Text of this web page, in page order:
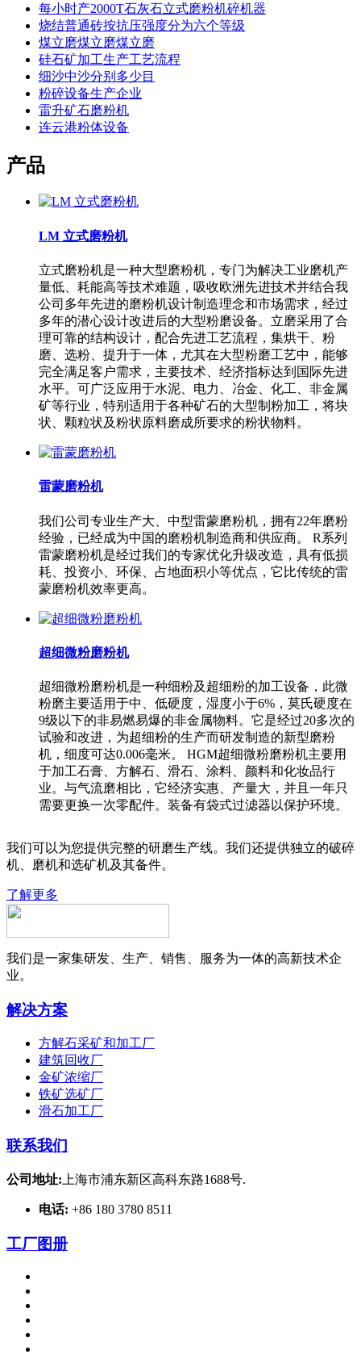
每小时产2000T石灰石立式磨粉机碎机器
烧结普通砖按抗压强度分为六个等级
煤立磨煤立磨煤立磨
硅石矿加工生产工艺流程
细沙中沙分别多少目
粉碎设备生产企业
雷升矿石磨粉机
连云港粉体设备
产品
LM 立式磨粉机
立式磨粉机是一种大型磨粉机，专门为解决工业磨机产
量低、耗能高等技术难题，吸收欧洲先进技术并结合我
公司多年先进的磨粉机设计制造理念和市场需求，经过
多年的潜心设计改进后的大型粉磨设备。立磨采用了合
理可靠的结构设计，配合先进工艺流程，集烘干、粉
磨、选粉、提升于一体，尤其在大型粉磨工艺中，能够
完全满足客户需求，主要技术、经济指标达到国际先进
水平。可广泛应用于水泥、电力、冶金、化工、非金属
矿等行业，特别适用于各种矿石的大型制粉加工，将块
状、颗粒状及粉状原料磨成所要求的粉状物料。
雷蒙磨粉机
我们公司专业生产大、中型雷蒙磨粉机，拥有22年磨粉
经验，已经成为中国的磨粉机制造商和供应商。 R系列
雷蒙磨粉机是经过我们的专家优化升级改造，具有低损
耗、投资小、环保、占地面积小等优点，它比传统的雷
蒙磨粉机效率更高。
超细微粉磨粉机
超细微粉磨粉机是一种细粉及超细粉的加工设备，此微
粉磨主要适用于中、低硬度，湿度小于6%，莫氏硬度在
9级以下的非易燃易爆的非金属物料。它是经过20多次的
试验和改进，为超细粉的生产而研发制造的新型磨粉
机，细度可达0.006毫米。 HGM超细微粉磨粉机主要用
于加工石膏、方解石、滑石、涂料、颜料和化妆品行
业。与气流磨相比，它经济实惠、产量大，并且一年只
需要更换一次零配件。装备有袋式过滤器以保护环境。
我们可以为您提供完整的研磨生产线。我们还提供独立的破碎
机、磨机和选矿机及其备件。
了解更多
我们是一家集研发、生产、销售、服务为一体的高新技术企
业。
解决方案
方解石采矿和加工厂
建筑回收厂
金矿浓缩厂
铁矿选矿厂
滑石加工厂
联系我们
公司地址: 上海市浦东新区高科东路1688号.
电话: +86 180 3780 8511
工厂图册